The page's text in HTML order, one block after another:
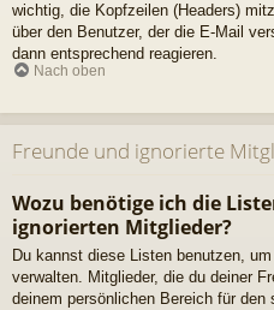
wichtig, die Kopfzeilen (Headers)
über den Benutzer, der die E-Mail
dann entsprechend reagieren.
Nach oben
Freunde und ignorierte
Wozu benötige ich die
ignorierten Mitglieder?
Du kannst diese Listen benutzen,
verwalten. Mitglieder, die du deiner
deinem persönlichen Bereich für